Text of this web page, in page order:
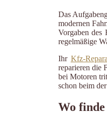
Das
modernen
Vorgaben des
regelmäßige
Ihr Kfz-
reparieren die
bei Motoren
schon beim
Wo